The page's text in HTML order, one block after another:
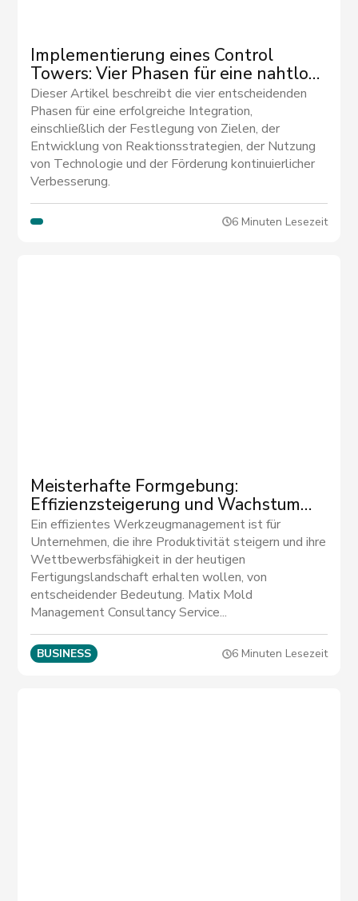
Implementierung eines Control
Towers: Vier Phasen für eine nahtlose
Integration
Dieser Artikel beschreibt die vier entscheidenden
Phasen für eine erfolgreiche Integration,
einschließlich der Festlegung von Zielen, der
Entwicklung von Reaktionsstrategien, der Nutzung
von Technologie und der Förderung kontinuierlicher
Verbesserung.
6 Minuten Lesezeit
Meisterhafte Formgebung:
Effizienzsteigerung und Wachstum
mit unserer Mold Management
Consultancy Service
Ein effizientes Werkzeugmanagement ist für
Unternehmen, die ihre Produktivität steigern und ihre
Wettbewerbsfähigkeit in der heutigen
Fertigungslandschaft erhalten wollen, von
entscheidender Bedeutung. Matix Mold
Management Consultancy Service...
BUSINESS 6 Minuten Lesezeit